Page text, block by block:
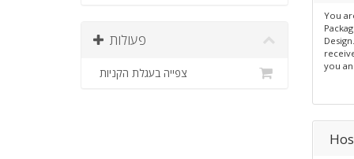
פעולות
צפייה בעגלת הקניות
You
you